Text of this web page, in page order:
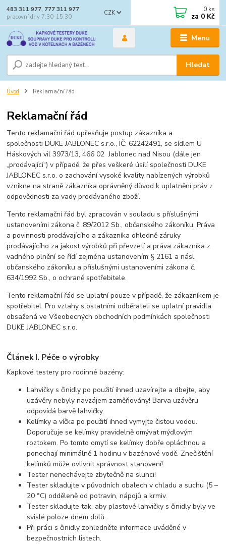
Menu
CZK
Hledat
483 311 977, 777 311 977
pracovní dny 7:30-15:30
0 ks
za 0 Kč
Úvod Reklamační řád
Reklamační řád
Tento reklamační řád upřesňuje postup zákazníka a
společnosti DUKE JABLONEC s.r.o., IČ: 62242491, se sídlem U
Háskových vil 3973/13, 466 02 Jablonec nad Nisou (dále jen
„prodávající“) v případě, že přes veškeré úsilí společnosti DUKE
JABLONEC s.r.o. o zachování vysoké kvality nabízených výrobků
vznikne na straně zákazníka oprávněný důvod k uplatnění práv z
odpovědnosti za vady prodávaného zboží.
Tento reklamační řád byl zpracován v souladu s příslušnými
ustanoveními zákona č. 89/2012 Sb., občanského zákoníku. Práva
a povinnosti prodávajícího a zákazníka ohledně záruky
prodávajícího za jakost výrobků při převzetí a práva zákazníka z
vadného plnění se řídí zejména ustanovením § 2161 a násl.
občanského zákoníku a příslušnými ustanoveními zákona č.
634/1992 Sb., o ochraně spotřebitele.
Tento reklamační řád se uplatní pouze v případě, že zákazníkem je
spotřebitel. Pro vztahy s ostatními odběrateli se uplatní pravidla
obsažená ve Všeobecných obchodních podmínkách společnosti
DUKE JABLONEC s.r.o.
Článek I. Péče o výrobky
Kapkové testery pro rodinné bazény:
Lahvičky s činidly po použití ihned uzavírejte a dbejte, aby
uzávěry nebyly navzájem zaměňovány! Barva uzávěru
odpovídá barvě lahvičky.
Kelímky a víčka po použití ihned vymyjte čistou vodou.
Doporučuje se kelímky pravidelně omývat mýdlovým
roztokem. Po tomto omytí se kelímky dobře opláchnou a
ponechají minimálně 1 hodinu v bazénové vodě. Znečištění
kelímků může ovlivnit správnost stanovení!
Tester nenechávejte zbytečně na slunci!
Tester skladujte v původních obalech v chladu a suchu (5 –
20 °C) odděleně od potravin, nápojů a krmiv.
Tester skladujte tak, aby plastové lahvičky s činidly byly ve
svislé poloze dnem dolů.
Při práci s činidly zohledněte informace uváděné v
bezpečnostních listech.